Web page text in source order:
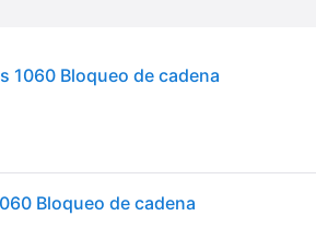
1060 Bloqueo de cadena
Bloqueo de cadena